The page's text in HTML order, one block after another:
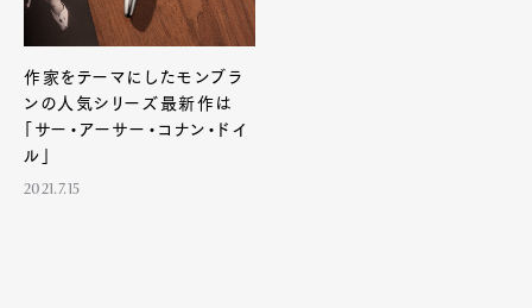
Pen Meet
Pen international
作家をテーマにしたモンブラ
ンの人気シリーズ最新作は
「サー・アーサー・コナン・ドイ
ル」
2021.7.15